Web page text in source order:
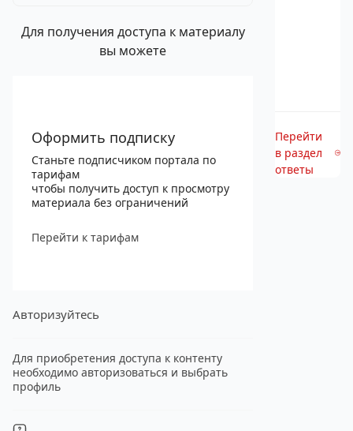
Для получения доступа к материалу
вы можете
Оформить подписку
Станьте подписчиком портала по
тарифам
чтобы получить доступ к просмотру
материала без ограничений
Перейти к тарифам
Авторизуйтесь
Для приобретения доступа к контенту
необходимо авторизоваться и выбрать
профиль
Перейти
в раздел
ответы